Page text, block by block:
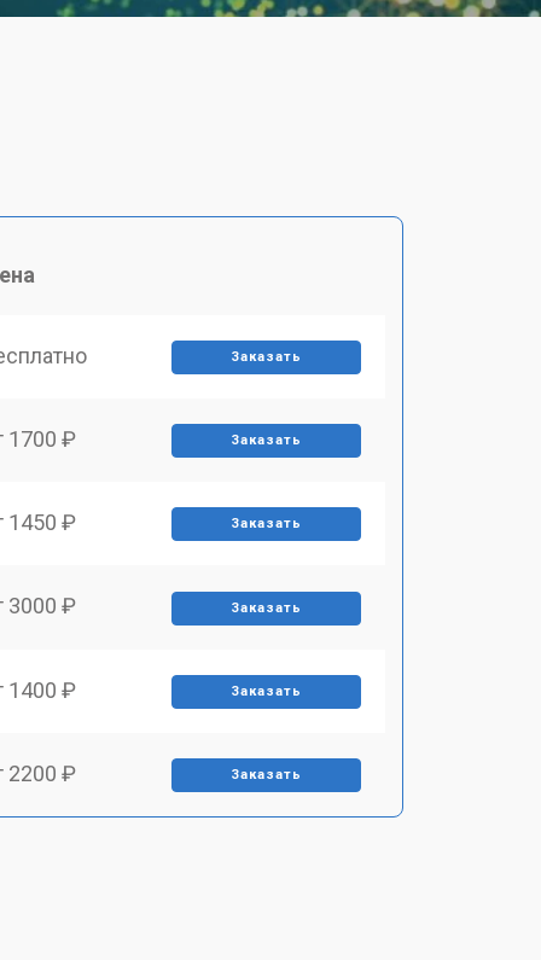
Заказать
1700 ₽ Заказать
1450 ₽ Заказать
3000 ₽ Заказать
1400 ₽ Заказать
2200 ₽ Заказать